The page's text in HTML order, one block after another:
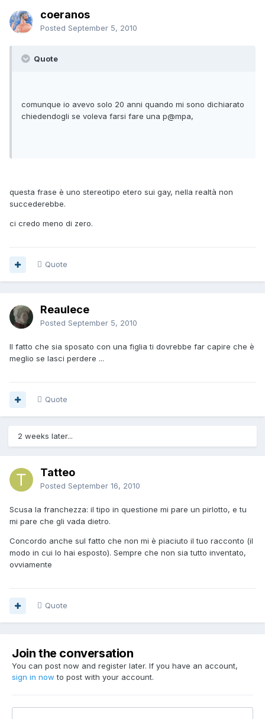
coeranos
Posted September 5, 2010
Quote
comunque io avevo solo 20 anni quando mi sono dichiarato
chiedendogli se voleva farsi fare una p@mpa,
questa frase è uno stereotipo etero sui gay, nella realtà non
succederebbe.
ci credo meno di zero.
Quote
Reaulece
Posted September 5, 2010
Il fatto che sia sposato con una figlia ti dovrebbe far capire che è
meglio se lasci perdere ...
Quote
2 weeks later...
Tatteo
Posted September 16, 2010
Scusa la franchezza: il tipo in questione mi pare un pirlotto, e tu
mi pare che gli vada dietro.
Concordo anche sul fatto che non mi è piaciuto il tuo racconto (il
modo in cui lo hai esposto). Sempre che non sia tutto inventato,
ovviamente
Quote
Join the conversation
You can post now and register later. If you have an account,
sign in now to post with your account.